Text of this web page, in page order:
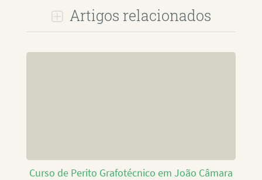
Artigos relacionados
Curso de Perito Grafotécnico em João Câmara